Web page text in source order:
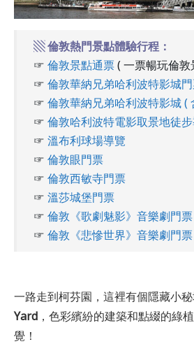
▧ 倫敦熱門景點體驗行程：
☞ 倫敦景點通票( 一票暢玩倫敦
☞ 倫敦華納兄弟哈利波特影城
☞ 倫敦華納兄弟哈利波特影城 (
☞ 倫敦哈利波特電影取景地徒
☞ 溫布利球場導覽
☞ 倫敦眼門票
☞ 倫敦西敏寺門票
☞ 溫莎城堡門票
☞ 倫敦《歌劇魅影》音樂劇門票
☞ 倫敦《悲慘世界》音樂劇門票
一路走到柯芬園，這裡有個隱藏小
Yard ，色彩繽紛的建築和點綴的綠
覺！